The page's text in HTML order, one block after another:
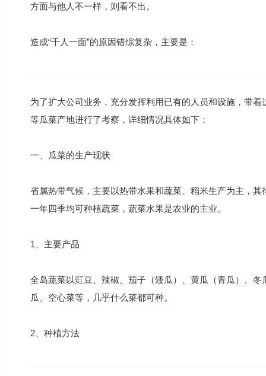
方面与他人不一样，则看不出。
造成“千人一面”的原因错综复杂，主要是：
为了扩大公司业务，充分发挥利用已有的人员和设施，带
等瓜菜产地进行了考察，详细情况具体如下：
一、瓜菜的生产现状
省属热带气候，主要以热带水果和蔬菜、稻米生产为主，
一年四季均可种植蔬菜，蔬菜水果是农业的主业。
1、主要产品
全岛蔬菜以豇豆、辣椒、茄子（矮瓜）、黄瓜（青瓜）、
瓜、空心菜等，几乎什么菜都可种。
2、种植方法